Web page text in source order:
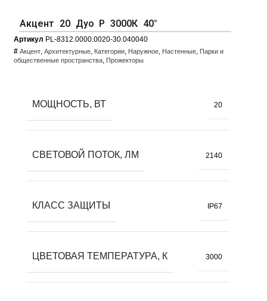
Акцент 20 Дуо Р 3000К 40°
Артикул PL-8312.0000.0020-30.040040
# Акцент, Архитектурные, Категории, Наружное, Настенные, Парки и
общественные пространства, Прожекторы
МОЩНОСТЬ, ВТ 20
СВЕТОВОЙ ПОТОК, ЛМ 2140
КЛАСС ЗАЩИТЫ IP67
ЦВЕТОВАЯ ТЕМПЕРАТУРА, К 3000